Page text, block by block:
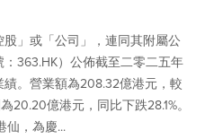
」或「公司」，連同其附屬公
363.HK）公佈截至二零二五年
。營業額為208.32億港元，較
20.20億港元，同比下跌28.1%。
仙，為慶...